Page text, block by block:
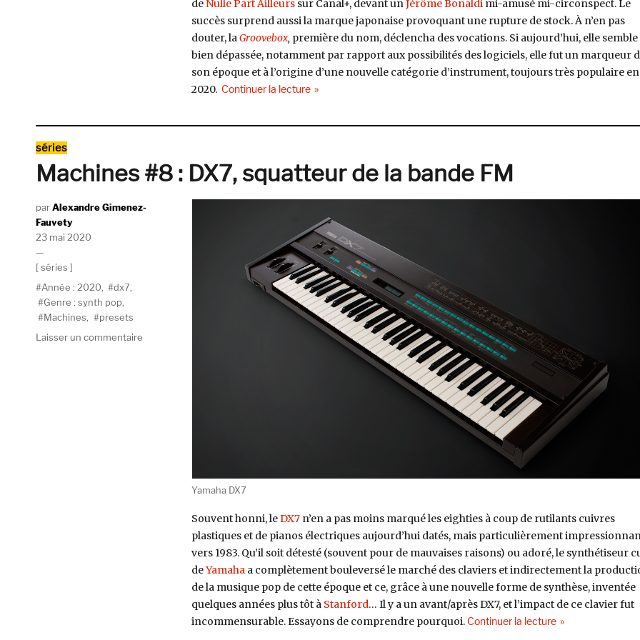
de Nulle Part Ailleurssur Canal+, devant unJérôme Bonaldimi-amusé mi-circonspect. Le
succès surprend aussi la marque japonaise provoquant une rupture de stock. À n’en pas
douter, laGroovebox, première du nom, déclencha des vocations. Si aujourd’hui, elle semble
bien dépassée, notamment par rapport aux possibilités des logiciels, elle fut un marqueur
son époque et à l’origine d’une nouvelle catégorie d’instrument, toujours très populaire en
2020. Continuer la lecturede « Machines #9 : Roland MC-303, Jack in the Groovebox »
Catégories
séries
Machines #8 : DX7, squatteur de la bande FM
Yamaha DX7
Souvent honni, leDX7n’en a pas moins marqué les eighties à coup de rutilants cuivres
plastiques et de pianos électriques aujourd’hui datés, mais particulièrement
vers 1983. Qu’il soit détesté (souvent pour de mauvaises raisons) ou adoré, le synthétiseur
deYamahaa complètement bouleversé le marché des claviers et indirectement la
de la musique pop de cette époque et ce, grâce à une nouvelle forme de synthèse, inventée
quelques années plus tôt à Stanford… Il y a un avant/après DX7, et l’impact de ce clavier fut
incommensurable. Essayons de comprendre pourquoi. Continuer la lecturede « Machines #8
AuteurAlexandre Gimenez-
Fauvety
Publié
le
23 mai 2020
Catégories
séries
Étiquettes
Année : 2020, dx7,
Genre : synth pop,
Machines,
presets
Laisser un commentaire